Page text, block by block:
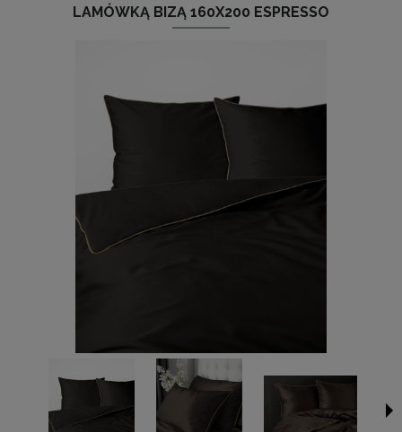
LAMÓWKĄ BIZĄ 160X200 ESPRESSO